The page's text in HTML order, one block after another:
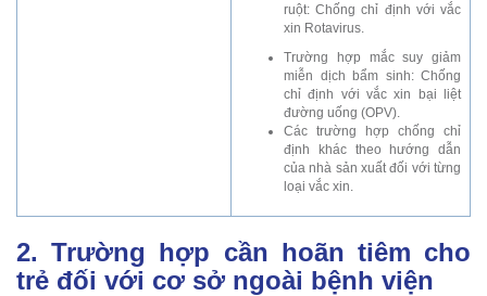
ruột: Chống chỉ định với vắc
xin Rotavirus.
Trường hợp mắc suy giảm
miễn dịch bẩm sinh: Chống
chỉ định với vắc xin bại liệt
đường uống (OPV).
Các trường hợp chống chỉ
định khác theo hướng dẫn
của nhà sản xuất đối với từng
loại vắc xin.
2. Trường hợp cần hoãn tiêm cho
trẻ đối với cơ sở ngoài bệnh viện